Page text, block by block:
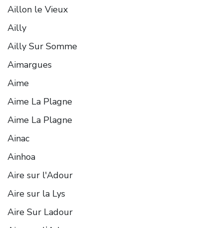
Aillon le Vieux
Ailly
Ailly Sur Somme
Aimargues
Aime
Aime La Plagne
Aime La Plagne
Ainac
Ainhoa
Aire sur l'Adour
Aire sur la Lys
Aire Sur Ladour